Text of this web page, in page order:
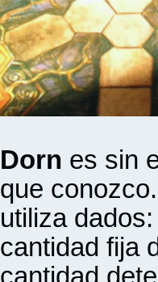
Dorn es sin
que
utiliza
cantidad fija